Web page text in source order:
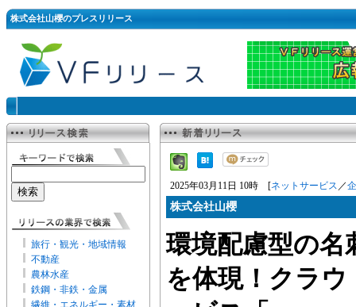
株式会社山櫻のプレスリリース
旅行・観光・地域情報
不動産
農林水産
鉄鋼・非鉄・金属
繊維・エネルギー・素材
2025年03月11日 10時 [ネットサービス ／
株式会社山櫻
環境配慮型の名
を体現！クラ